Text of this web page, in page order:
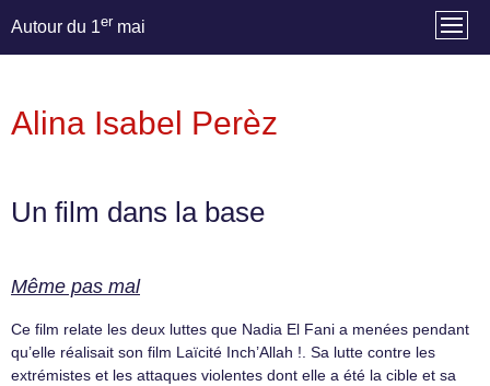
Autour du 1er mai
Alina Isabel Perèz
Un film dans la base
Même pas mal
Ce film relate les deux luttes que Nadia El Fani a menées pendant
qu’elle réalisait son film Laïcité Inch’Allah !. Sa lutte contre les
extrémistes et les attaques violentes dont elle a été la cible et sa